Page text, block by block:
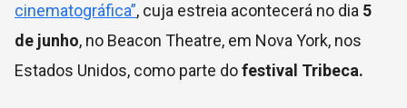
cinematográfica”, cuja estreia acontecerá no dia 5
de junho, no Beacon Theatre, em Nova York, nos
Estados Unidos, como parte dofestival Tribeca.